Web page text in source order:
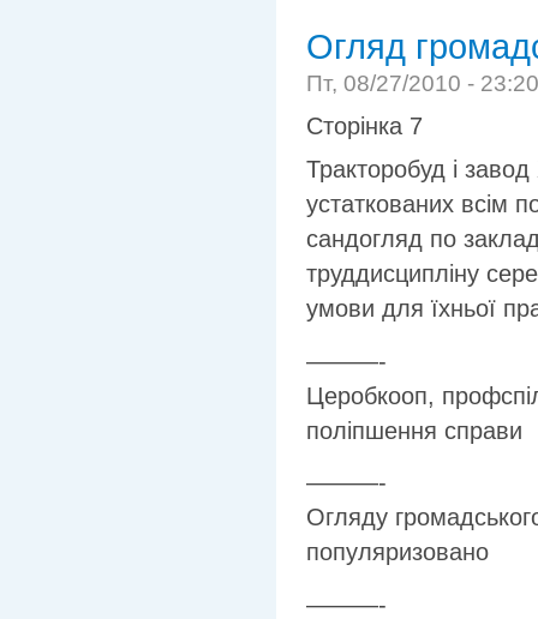
Огляд
Пт, 08/27/2010 -
Сторінка 7
Тракторобуд і
устаткованих всім
сандогляд по
труддисципліну
умови для їхньої
———-
Церобкооп,
поліпшення справи
———-
Огляду
популяризовано
———-